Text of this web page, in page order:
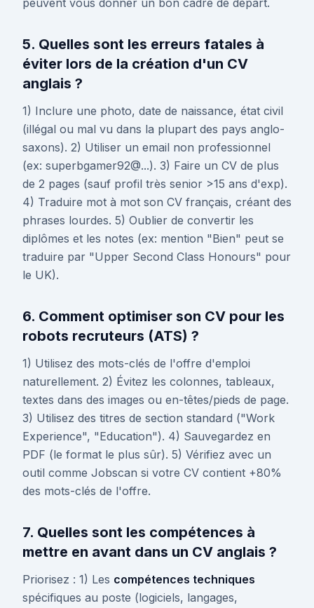
peuvent vous donner un bon cadre de départ.
5. Quelles sont les erreurs fatales à
éviter lors de la création d'un CV
anglais ?
1) Inclure une photo, date de naissance, état civil
(illégal ou mal vu dans la plupart des pays anglo-
saxons). 2) Utiliser un email non professionnel
(ex: superbgamer92@...). 3) Faire un CV de plus
de 2 pages (sauf profil très senior >15 ans d'exp).
4) Traduire mot à mot son CV français, créant des
phrases lourdes. 5) Oublier de convertir les
diplômes et les notes (ex: mention "Bien" peut se
traduire par "Upper Second Class Honours" pour
le UK).
6. Comment optimiser son CV pour les
robots recruteurs (ATS) ?
1) Utilisez des mots-clés de l'offre d'emploi
naturellement. 2) Évitez les colonnes, tableaux,
textes dans des images ou en-têtes/pieds de page.
3) Utilisez des titres de section standard ("Work
Experience", "Education"). 4) Sauvegardez en
PDF (le format le plus sûr). 5) Vérifiez avec un
outil comme Jobscan si votre CV contient +80%
des mots-clés de l'offre.
7. Quelles sont les compétences à
mettre en avant dans un CV anglais ?
Priorisez : 1) Les compétences techniques
spécifiques au poste (logiciels, langages,